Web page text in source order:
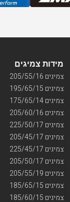
מידות צמיגים
צמיגים 205/55/16
צמיגים 195/65/15
צמיגים 175/65/14
צמיגים 205/60/16
צמיגים 225/50/17
צמיגים 205/45/17
צמיגים 225/45/17
צמיגים 205/50/17
צמיגים 205/55/19
צמיגים 185/65/15
צמיגים 185/60/15